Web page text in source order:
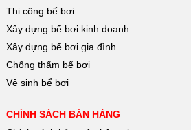
Thi công bể bơi
Xây dựng bể bơi kinh doanh
Xây dựng bể bơi gia đình
Chống thấm bể bơi
Vệ sinh bể bơi
CHÍNH SÁCH BÁN HÀNG